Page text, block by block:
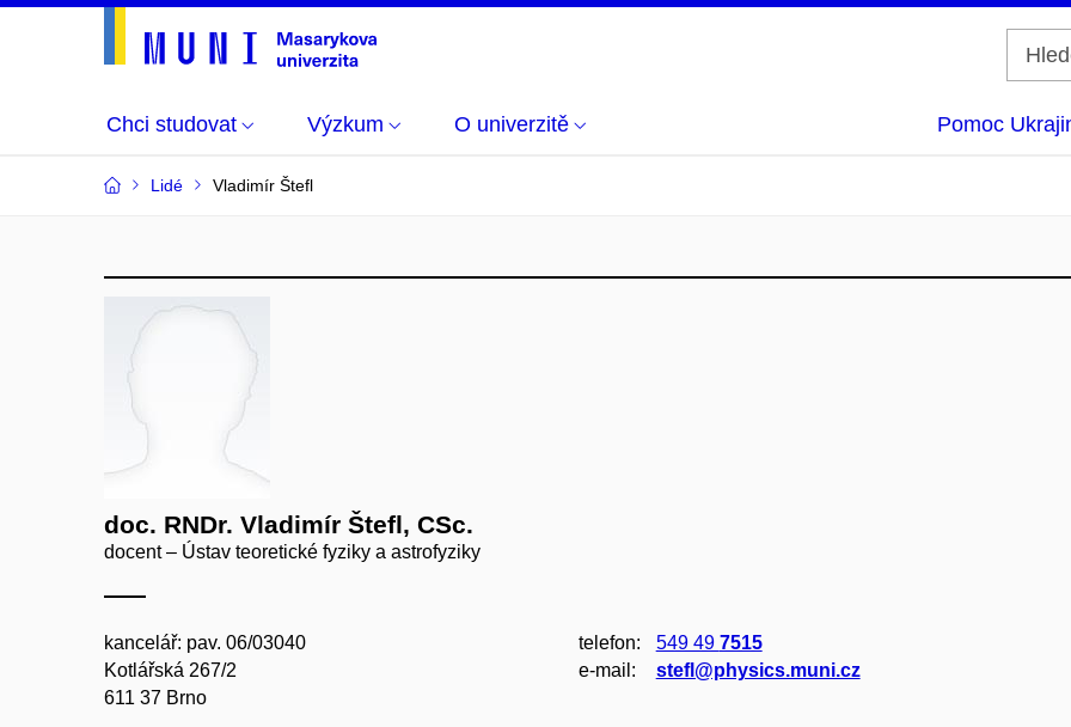
Chci studovat Výzkum O univerzitě Pomoc
Lidé Vladimír Štefl
doc. RNDr. Vladimír Štefl, CSc.
docent – Ústav teoretické fyziky a astrofyziky
kancelář: pav. 06/03040
Kotlářská 267/2
611 37 Brno
telefon: 549 49 7515
e‑mail:
stefl@physics.muni.cz